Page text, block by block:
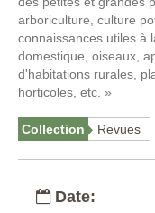
arboriculture, culture
connaissances utiles à
domestique, oiseaux,
d'habitations rurales,
horticoles, etc. »
Collection Revues
Date: